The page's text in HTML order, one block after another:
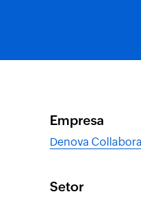
Empresa
Denova
Setor